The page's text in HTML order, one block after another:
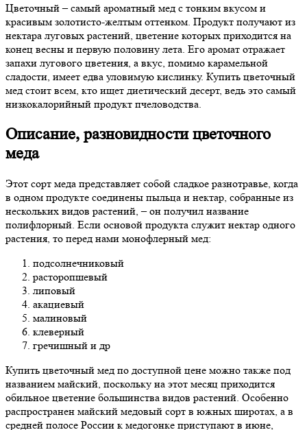
Цветочный – самый ароматный мед с тонким вкусом и
красивым золотисто-желтым оттенком. Продукт получают из
нектара луговых растений, цветение которых приходится на
конец весны и первую половину лета. Его аромат отражает
запахи лугового цветения, а вкус, помимо карамельной
сладости, имеет едва уловимую кислинку. Купить цветочный
мед стоит всем, кто ищет диетический десерт, ведь это самый
низкокалорийный продукт пчеловодства.
Описание, разновидности цветочного
меда
Этот сорт меда представляет собой сладкое разнотравье, когда
в одном продукте соединены пыльца и нектар, собранные из
нескольких видов растений, – он получил название
полифлорный. Если основой продукта служит нектар одного
растения, то перед нами монофлерный мед:
подсолнечниковый
расторопшевый
липовый
акациевый
малиновый
клеверный
гречишный и др
Купить цветочный мед по доступной цене можно также под
названием майский, поскольку на этот месяц приходится
обильное цветение большинства видов растений. Особенно
распространен майский медовый сорт в южных широтах, а в
средней полосе России к медогонке приступают в июне,